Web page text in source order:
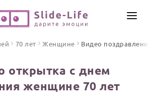
70 лет Женщине Видео поздравления
открытка с днем
женщине 70 лет